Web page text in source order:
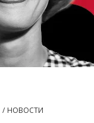
НОВОСТИ